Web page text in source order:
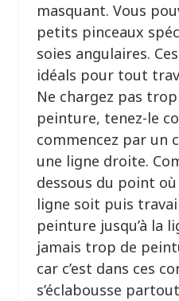
masquant. Vous
petits pinceaux
soies angulaires.
idéals pour tout
Ne chargez pas
peinture, tenez-le
commencez par un
une ligne droite.
dessous du point
ligne soit puis
peinture jusqu’à la
jamais trop de
car c’est dans ces
s’éclabousse